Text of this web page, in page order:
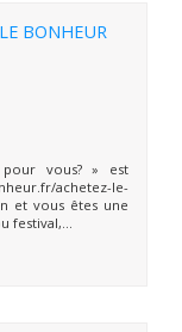
BONHEUR
vous? » est
achetez-le-
et vous êtes une
festival,...